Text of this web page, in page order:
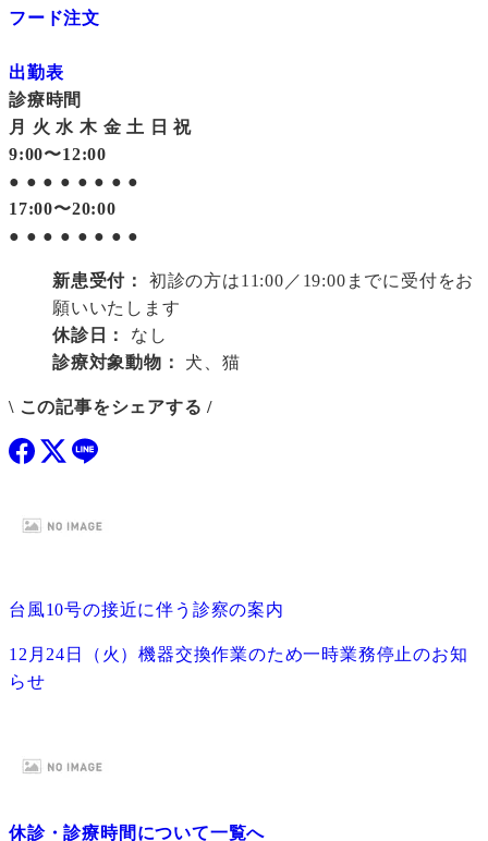
フード注文
出勤表
診療時間
月
火 水 木 金 土 日 祝
9:00〜12:00
● ● ● ● ● ● ● ●
17:00〜20:00
● ● ● ● ● ● ● ●
新患受付：
初診の方は11:00／19:00までに受付をお
願いいたします
休診日：
なし
診療対象動物：
犬、猫
\ この記事をシェアする /
台風10号の接近に伴う診察の案内
12月24日（火）機器交換作業のため一時業務停止のお知
らせ
休診・診療時間について一覧へ